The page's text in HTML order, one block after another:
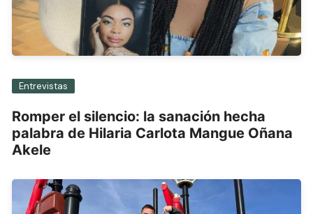
Entrevistas
Romper el silencio: la sanación hecha
palabra de Hilaria Carlota Mangue Oñana
Akele